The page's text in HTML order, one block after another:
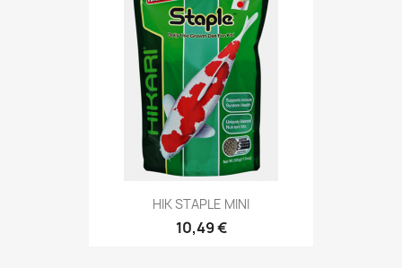
HIK STAPLE MINI
10,49 €